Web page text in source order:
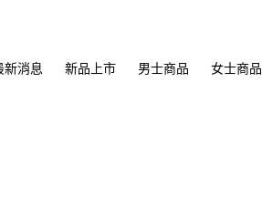
新消息 新品上市 男士商品 女士商品